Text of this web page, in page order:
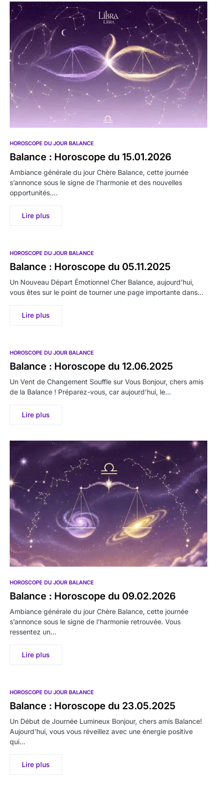
HOROSCOPE DU JOUR BALANCE
Balance : Horoscope du 15.01.2026
Ambiance générale du jour Chère Balance, cette journée
s’annonce sous le signe de l’harmonie et des nouvelles
opportunités.…
Lire plus
HOROSCOPE DU JOUR BALANCE
Balance : Horoscope du 05.11.2025
Un Nouveau Départ Émotionnel Cher Balance, aujourd’hui,
vous êtes sur le point de tourner une page importante dans…
Lire plus
HOROSCOPE DU JOUR BALANCE
Balance : Horoscope du 12.06.2025
Un Vent de Changement Souffle sur Vous Bonjour, chers amis
de la Balance ! Préparez-vous, car aujourd’hui, le…
Lire plus
HOROSCOPE DU JOUR BALANCE
Balance : Horoscope du 09.02.2026
Ambiance générale du jour Chère Balance, cette journée
s’annonce sous le signe de l’harmonie retrouvée. Vous
ressentez un…
Lire plus
HOROSCOPE DU JOUR BALANCE
Balance : Horoscope du 23.05.2025
Un Début de Journée Lumineux Bonjour, chers amis Balance!
Aujourd’hui, vous vous réveillez avec une énergie positive
qui…
Lire plus